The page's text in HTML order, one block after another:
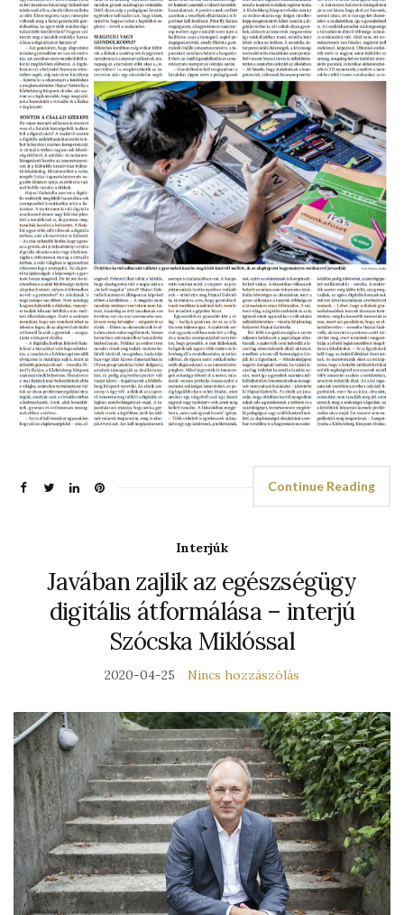
Continue Reading
Interjúk
Javában zajlik az egészségügy
digitális átformálása – interjú
Szócska Miklóssal
2020-04-25 Nincs hozzászólás